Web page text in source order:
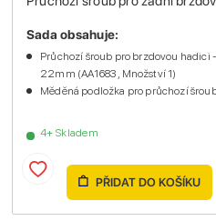
4+ Skladem
Sada obsahuje:
Průchozí šroub pro brzdovou hadici
22mm (AA1683 , Množství 1)
Měděná podložka pro průchozí
PŘIDAT DO KOŠÍKU